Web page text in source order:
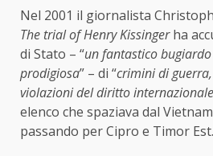
Nel 2001 il giornalista
The trial of Henry Kissingerha
di Stato – “un fantastico
prodigiosa” – di “crimini di
violazioni del diritto
elenco che spaziava dal
passando per Cipro e Timor Est.